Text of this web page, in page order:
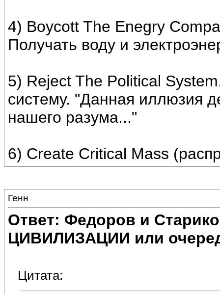
4) Boycott The Enegry
Получать воду и
5) Reject The Political
систему. "Данная иллюзия
нашего разума..."
6) Create Critical Mass
Генн
Ответ: Федоров и
ЦИВИЛИЗАЦИИ или
Цитата: